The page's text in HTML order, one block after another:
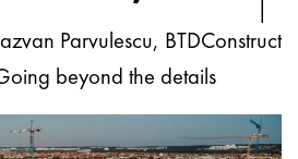
Parvulescu, BTDConstruct
beyond the details